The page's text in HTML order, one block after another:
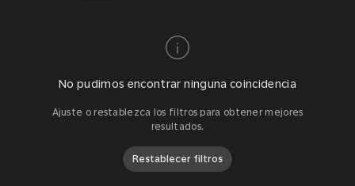
No pudimos encontrar ninguna coincidencia
Ajuste o restablezca los filtros para obtener mejores
resultados.
Restablecer filtros